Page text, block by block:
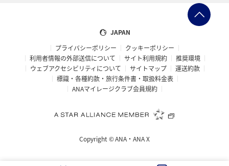
JAPAN
プライバシーポリシー
クッキーポリシー
利用者情報の外部送信について
サイト利用規約
推奨環境
ウェブアクセシビリティについて
サイトマップ
運送約款
標識・各種約款・旅行条件書・取扱料金表
ANAマイレージクラブ会員規約
Copyright ©ANA・ANA X